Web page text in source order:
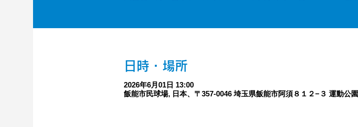
日時・場所
2026年6月01日 13:00
飯能市民球場, 日本、〒357-0046 埼玉県飯能市阿須８１２−３ 運動公